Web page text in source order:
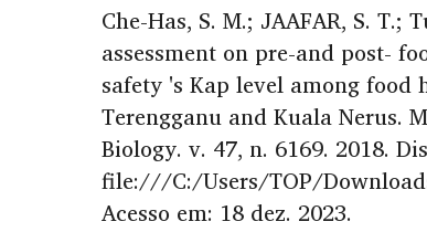
Che-Has, S. M.; JAAFAR, S. T.;
assessment on pre-and post-
safety 's Kap level among food
Terengganu and Kuala Nerus.
Biology. v. 47, n. 6169. 2018.
file:///C:/Users/TOP/
Acesso em: 18 dez. 2023.